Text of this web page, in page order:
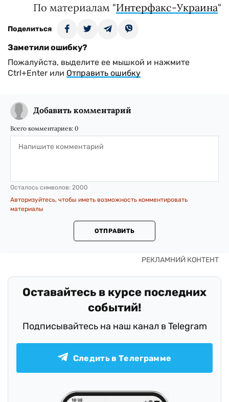
По материалам "Интерфакс-Украина"
Поделиться
Заметили ошибку?
Пожалуйста, выделите ее мышкой и нажмите
Ctrl+Enter или Отправить ошибку
Добавить комментарий
Всего комментариев: 0
Осталось символов: 2000
Авторизуйтесь, чтобы иметь возможность комментировать
материалы
ОТПРАВИТЬ
Оставайтесь в курсе последних
событий!
Подписывайтесь на наш канал в Telegram
Следить в Телеграмме